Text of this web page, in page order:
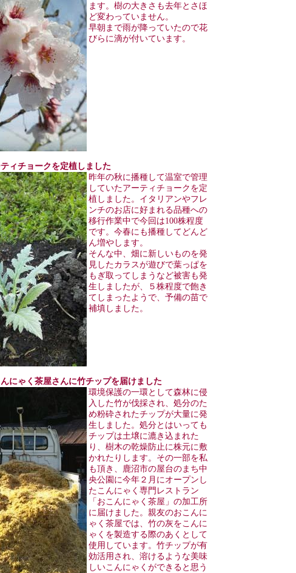
ます。樹の大きさも去年とさほ
ど変わっていません。
早朝まで雨が降っていたので花
びらに滴が付いています。
ィチョークを定植しました
昨年の秋に播種して温室で管理
していたアーティチョークを定
植しました。イタリアンやフレ
ンチのお店に好まれる品種への
移行作業中で今回は100株程度
です。今春にも播種してどんど
ん増やします。
そんな中、畑に新しいものを発
見したカラスが遊びで葉っぱを
もぎ取ってしまうなど被害も発
生しましたが、５株程度で飽き
てしまったようで、予備の苗で
補填しました。
んにゃく茶屋さんに竹チップを届けました
環境保護の一環として森林に侵
入した竹が伐採され、処分のた
め粉砕されたチップが大量に発
生しました。処分とはいっても
チップは土壌に漉き込まれた
り、樹木の乾燥防止に株元に敷
かれたりします。その一部を私
も頂き、鹿沼市の屋台のまち中
央公園に今年２月にオープンし
たこんにゃく専門レストラン
「おこんにゃく茶屋」の加工所
に届けました。親友のおこんに
ゃく茶屋では、竹の灰をこんに
ゃくを製造する際のあくとして
使用しています。竹チップが有
効活用され、溶けるような美味
しいこんにゃくができると思う